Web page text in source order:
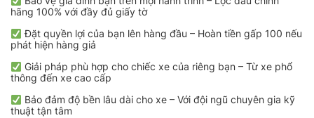
hãng 100% với đầy đủ giấy tờ
Đặt quyền lợi của bạn lên hàng đầu – Hoàn tiền gấp 100 nếu
phát hiện hàng giả
Giải pháp phù hợp cho chiếc xe của riêng bạn – Từ xe phổ
thông đến xe cao cấp
Bảo đảm độ bền lâu dài cho xe – Với đội ngũ chuyên gia kỹ
thuật tận tâm